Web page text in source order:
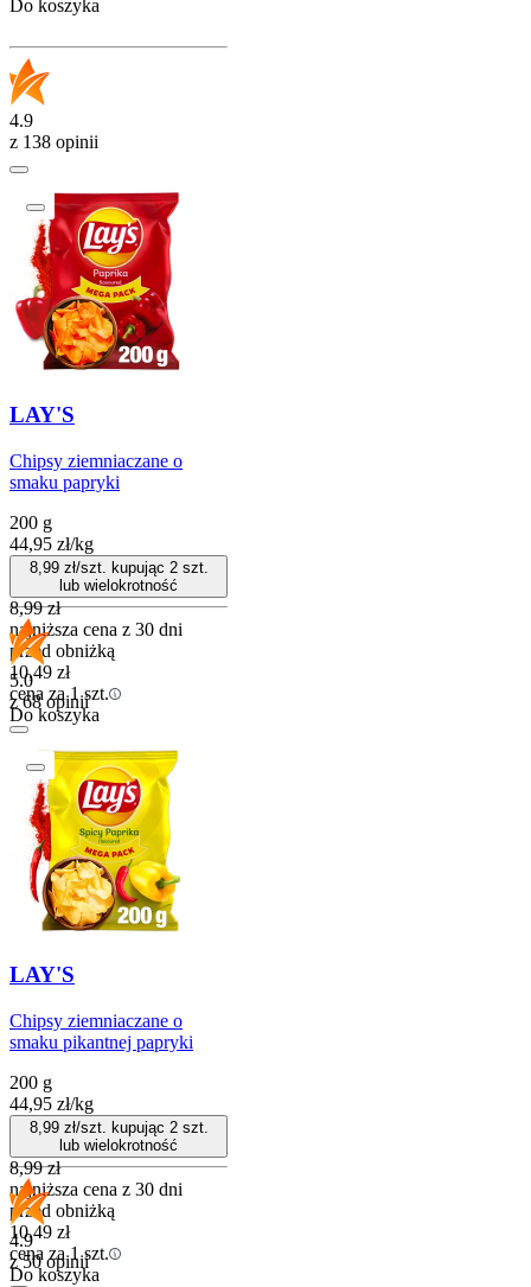
Do koszyka
4.9
z 138 opinii
LAY'S
Chipsy ziemniaczane o
smaku papryki
200 g
44,95 zł/kg
8,99zł/szt. kupując 2szt.
lub wielokrotność
8,99 zł
najniższa cena z 30 dni
przed obniżką
10,49 zł
cena za 1 szt.
Do koszyka
5.0
z 68 opinii
LAY'S
Chipsy ziemniaczane o
smaku pikantnej papryki
200 g
44,95 zł/kg
8,99zł/szt. kupując 2szt.
lub wielokrotność
8,99 zł
najniższa cena z 30 dni
przed obniżką
10,49 zł
cena za 1 szt.
Do koszyka
4.9
z 50 opinii